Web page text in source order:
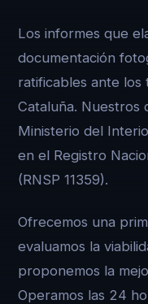
Los informes que
documentación
ratificables ante los
Cataluña. Nuestros
Ministerio del
en el Registro
(RNSP 11359).
Ofrecemos una
evaluamos la
proponemos la
Operamos las 24